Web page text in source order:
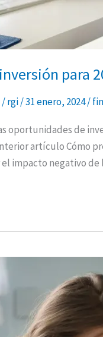
para
/rgi/31 enero, 2024/
oportunidades de
artículo Cómo
impacto negativo